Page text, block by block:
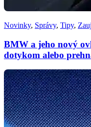
Novinky, Správy, Tipy,
BMW a jeho nový
dotykom alebo